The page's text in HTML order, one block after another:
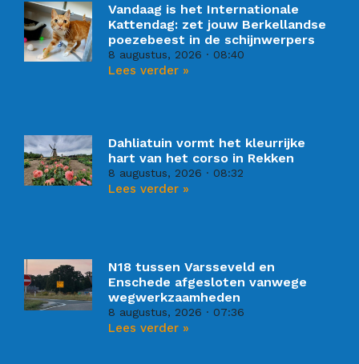
Vandaag is het Internationale
Kattendag: zet jouw Berkellandse
poezebeest in de schijnwerpers
8 augustus, 2026 08:40
Lees verder »
Dahliatuin vormt het kleurrijke
hart van het corso in Rekken
8 augustus, 2026 08:32
Lees verder »
N18 tussen Varsseveld en
Enschede afgesloten vanwege
wegwerkzaamheden
8 augustus, 2026 07:36
Lees verder »